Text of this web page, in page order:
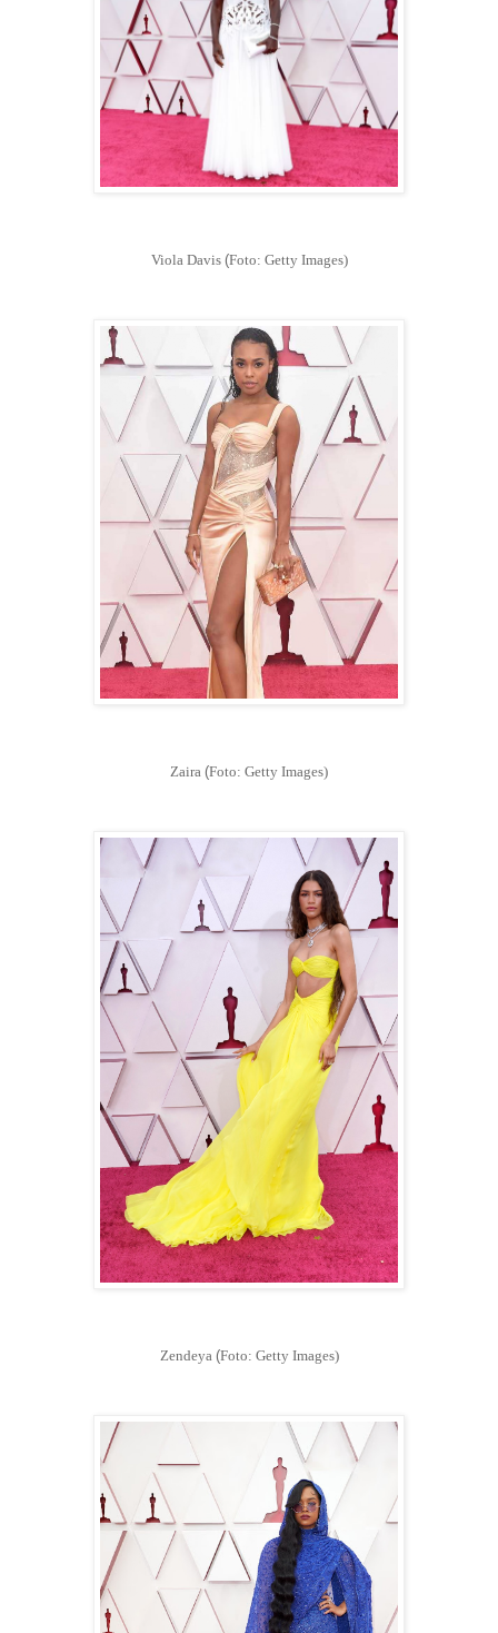
Viola Davis (Foto: Getty Images)
Zaira (Foto: Getty Images)
Zendeya (Foto: Getty Images)